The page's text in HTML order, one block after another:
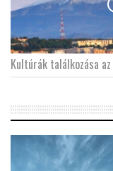
Kultúrák találkozása